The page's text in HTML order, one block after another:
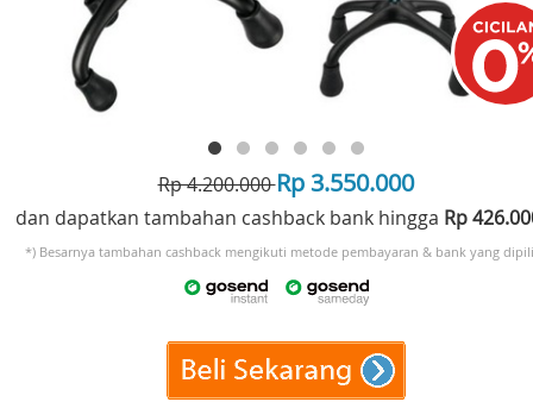
Rp 4.200.000Rp 3.550.000
dan dapatkan tambahan cashback bank hingga Rp
*) Besarnya tambahan cashback mengikuti metode pembayaran & bank yang